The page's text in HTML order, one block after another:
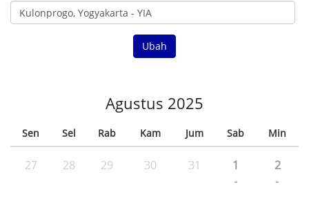
Ubah
Agustus 2025
Sen Sel Rab Kam Jum Sab Min
27 28 29 30 31 1
-
2
-